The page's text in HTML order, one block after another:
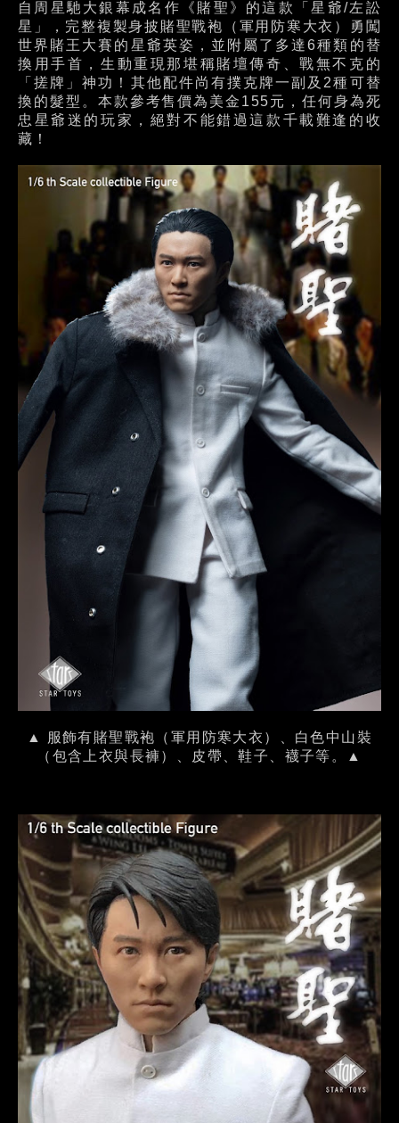
自周星馳大銀幕成名作《賭聖》的這款「星爺/左訟
星」，完整複製身披賭聖戰袍（軍用防寒大衣）勇闖
世界賭王大賽的星爺英姿，並附屬了多達6種類的替
換用手首，生動重現那堪稱賭壇傳奇、戰無不克的
「搓牌」神功！其他配件尚有撲克牌一副及2種可替
換的髮型。本款參考售價為美金155元，任何身為死
忠星爺迷的玩家，絕對不能錯過這款千載難逢的收
藏！
▲ 服飾有賭聖戰袍（軍用防寒大衣）、白色中山裝
（包含上衣與長褲）、皮帶、鞋子、襪子等。▲